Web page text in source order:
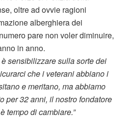
oltre ad ovvie ragioni
alberghiera dei
pare non voler diminuire,
in anno.
è sensibilizzare sulla sorte dei
che i veterani abbiano i
e meritano, ma abbiamo
per 32 anni, il nostro fondatore
tempo di cambiare.”